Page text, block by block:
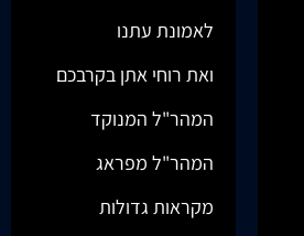
לאמונת עתנו
ואת רוחי אתן בקרבכם
המהר"ל המנוקד
המהר"ל מפראג
מקראות גדולות